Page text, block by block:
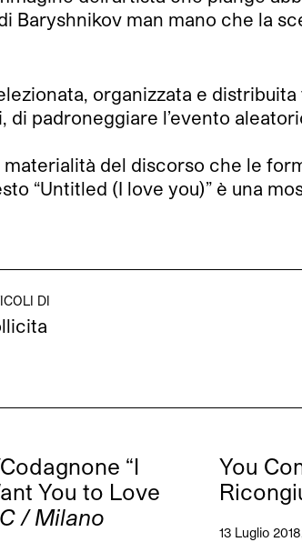
Baryshnikov man mano che la
organizzata e
padroneggiare l’evento
del discorso che le
“Untitled (I love you)” è una
DI
“I
You to Love
/ Milano
You
13 Luglio